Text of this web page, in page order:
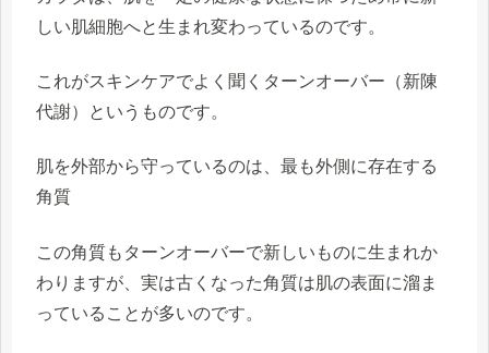
しい肌細胞へと生まれ変わっているのです。
これがスキンケアでよく聞く ターンオーバー （新陳
代謝）というものです。
肌を外部から守っているのは、最も外側に存在する
角質
この角質もターンオーバーで新しいものに生まれか
わりますが、実は古くなった角質は肌の表面に溜ま
っていることが多いのです。